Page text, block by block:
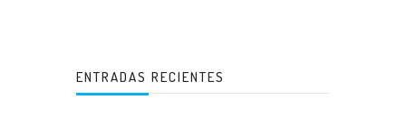
ENTRADAS RECIENTES